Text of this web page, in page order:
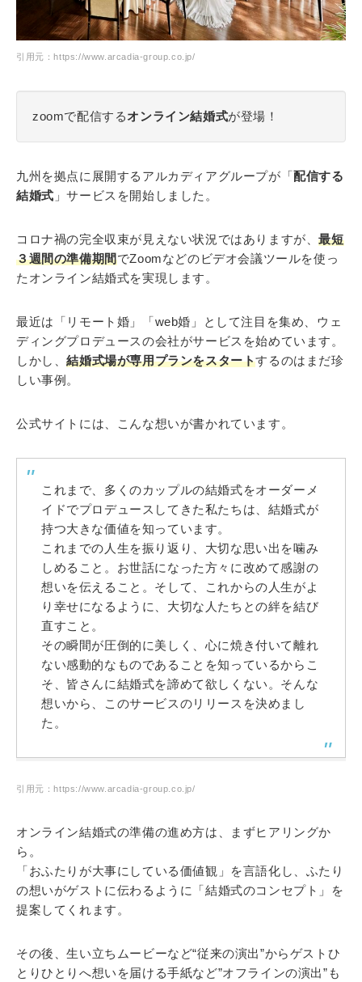
引用元：https://www.arcadia-group.co.jp/
zoomで配信するオンライン結婚式が登場！
九州を拠点に展開するアルカディアグループが「 配信する
結婚式 」サービスを開始しました。
コロナ禍の完全収束が見えない状況ではありますが、最短
３週間の準備期間でZoomなどのビデオ会議ツールを使っ
たオンライン結婚式を実現します。
最近は「リモート婚」「web婚」として注目を集め、ウェ
ディングプロデュースの会社がサービスを始めています。
しかし、結婚式場が専用プランをスタートするのはまだ珍
しい事例。
公式サイトには、こんな想いが書かれています。
これまで、多くのカップルの結婚式をオーダーメ
イドでプロデュースしてきた私たちは、結婚式が
持つ大きな価値を知っています。
これまでの人生を振り返り、大切な思い出を噛み
しめること。お世話になった方々に改めて感謝の
想いを伝えること。そして、これからの人生がよ
り幸せになるように、大切な人たちとの絆を結び
直すこと。
その瞬間が圧倒的に美しく、心に焼き付いて離れ
ない感動的なものであることを知っているからこ
そ、皆さんに結婚式を諦めて欲しくない。そんな
想いから、このサービスのリリースを決めまし
た。
引用元：https://www.arcadia-group.co.jp/
オンライン結婚式の準備の進め方は、まずヒアリングか
ら。
「おふたりが大事にしている価値観」を言語化し、ふたり
の想いがゲストに伝わるように「結婚式のコンセプト」を
提案してくれます。
その後、生い立ちムービーなど“従来の演出”からゲストひ
とりひとりへ想いを届ける手紙など”オフラインの演出”も